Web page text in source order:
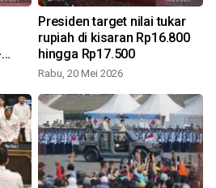
Presiden target nilai tukar
rupiah di kisaran Rp16.800
hingga Rp17.500
Rabu, 20 Mei 2026